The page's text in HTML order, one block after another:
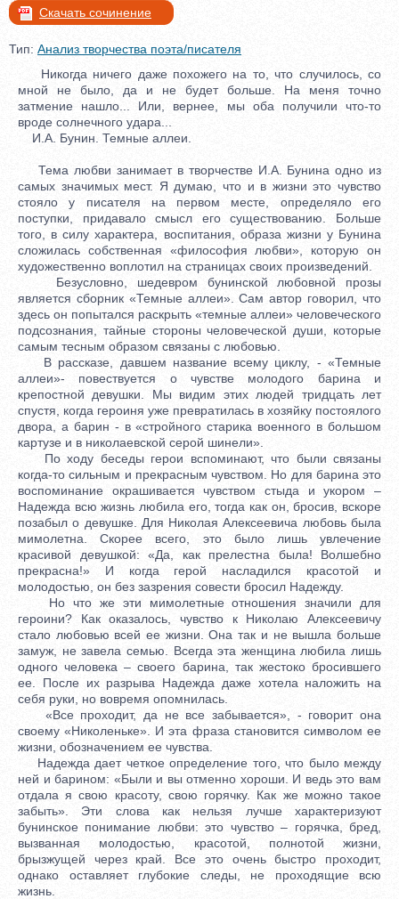
Скачать сочинение
Тип: Анализ творчества поэта/писателя
Никогда ничего даже похожего на то, что случилось, со
мной не было, да и не будет больше. На меня точно
затмение нашло... Или, вернее, мы оба получили что-то
вроде солнечного удара...
И.А. Бунин. Темные аллеи.
Тема любви занимает в творчестве И.А. Бунина одно из
самых значимых мест. Я думаю, что и в жизни это чувство
стояло у писателя на первом месте, определяло его
поступки, придавало смысл его существованию. Больше
того, в силу характера, воспитания, образа жизни у Бунина
сложилась собственная «философия любви», которую он
художественно воплотил на страницах своих произведений.
Безусловно, шедевром бунинской любовной прозы
является сборник «Темные аллеи». Сам автор говорил, что
здесь он попытался раскрыть «темные аллеи» человеческого
подсознания, тайные стороны человеческой души, которые
самым тесным образом связаны с любовью.
В рассказе, давшем название всему циклу, - «Темные
аллеи»- повествуется о чувстве молодого барина и
крепостной девушки. Мы видим этих людей тридцать лет
спустя, когда героиня уже превратилась в хозяйку постоялого
двора, а барин - в «стройного старика военного в большом
картузе и в николаевской серой шинели».
По ходу беседы герои вспоминают, что были связаны
когда-то сильным и прекрасным чувством. Но для барина это
воспоминание окрашивается чувством стыда и укором –
Надежда всю жизнь любила его, тогда как он, бросив, вскоре
позабыл о девушке. Для Николая Алексеевича любовь была
мимолетна. Скорее всего, это было лишь увлечение
красивой девушкой: «Да, как прелестна была! Волшебно
прекрасна!» И когда герой насладился красотой и
молодостью, он без зазрения совести бросил Надежду.
Но что же эти мимолетные отношения значили для
героини? Как оказалось, чувство к Николаю Алексеевичу
стало любовью всей ее жизни. Она так и не вышла больше
замуж, не завела семью. Всегда эта женщина любила лишь
одного человека – своего барина, так жестоко бросившего
ее. После их разрыва Надежда даже хотела наложить на
себя руки, но вовремя опомнилась.
«Все проходит, да не все забывается», - говорит она
своему «Николеньке». И эта фраза становится символом ее
жизни, обозначением ее чувства.
Надежда дает четкое определение того, что было между
ней и барином: «Были и вы отменно хороши. И ведь это вам
отдала я свою красоту, свою горячку. Как же можно такое
забыть». Эти слова как нельзя лучше характеризуют
бунинское понимание любви: это чувство – горячка, бред,
вызванная молодостью, красотой, полнотой жизни,
брызжущей через край. Все это очень быстро проходит,
однако оставляет глубокие следы, не проходящие всю
жизнь.